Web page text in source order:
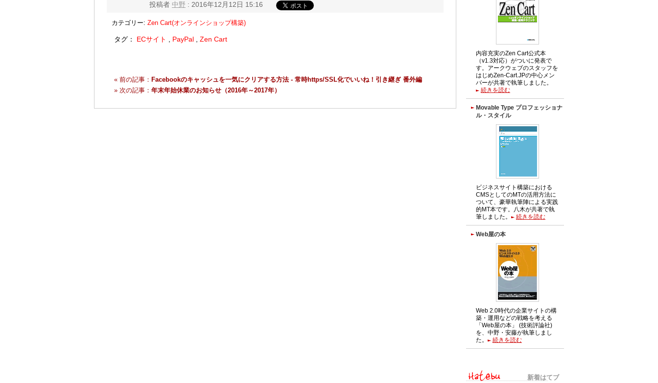
投稿者 中野 : 2016年12月12日 15:16
カテゴリー: Zen Cart(オンラインショップ構築)
タグ： ECサイト PayPal Zen Cart
« 前の記事： Facebookのキャッシュを一気にクリアする方法 - 常時https/SSL化でいいね！引き継ぎ 番外編
» 次の記事： 年末年始休業のお知らせ（2016年～2017年）
内容充実のZen Cart公式本
（v1.3対応）がついに発表で
す。アークウェブのスタッフを
はじめZen-Cart.JPの中心メン
バーが共著で執筆しました。
続きを読む
Movable Type プロフェッショナ
ル・スタイル
ビジネスサイト構築における
CMSとしてのMTの活用方法に
ついて、豪華執筆陣による実践
的MT本です。八木が共著で執
筆しました。
続きを読む
Web屋の本
Web 2.0時代の企業サイトの構
築・運用などの戦略を考える
「Web屋の本」 (技術評論社)
を、中野・安藤が執筆しまし
た。
続きを読む
新着はてブ